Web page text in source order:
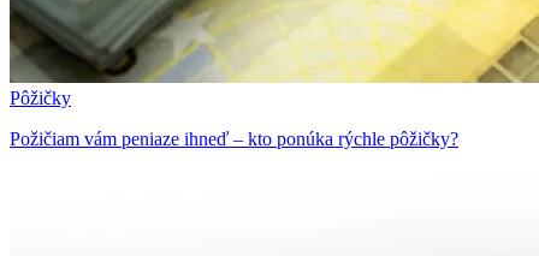
Pôžičky
Požičiam vám peniaze ihneď – kto ponúka rýchle pôžičky?